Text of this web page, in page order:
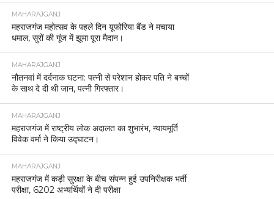
MAHARAJGANJ
महराजगंज महोत्सव के पहले दिन यूफोरिया बैंड ने मचाया
धमाल, सुरों की गूंज में झूमा पूरा मैदान।
MAHARAJGANJ
नौतनवां में दर्दनाक घटना: पत्नी से परेशान होकर पति ने बच्चों
के साथ दे दी थी जान, पत्नी गिरफ्तार।
MAHARAJGANJ
महराजगंज में राष्ट्रीय लोक अदालत का शुभारंभ, न्यायमूर्ति
विवेक वर्मा ने किया उद्घाटन।
MAHARAJGANJ
महराजगंज में कड़ी सुरक्षा के बीच संपन्न हुई उपनिरीक्षक भर्ती
परीक्षा, 6202 अभ्यर्थियों ने दी परीक्षा